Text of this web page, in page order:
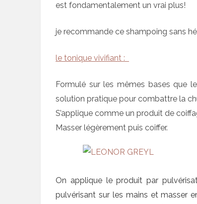
est fondamentalement un vrai plus!
je recommande ce shampoing sans
le tonique vivifiant :
Formulé sur les mêmes bases que
solution pratique pour combattre la
S’applique comme un produit de
Masser légèrement puis coiffer.
On applique le produit par
pulvérisant sur les mains et masser